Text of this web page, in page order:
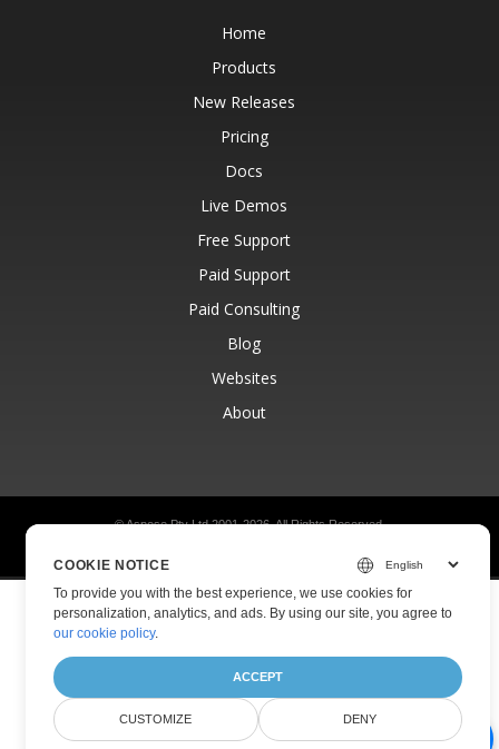
AI Document Assistant
Home
Products
New Releases
Pricing
Docs
Live Demos
Free Support
Paid Support
Paid Consulting
Blog
Websites
About
© Aspose Pty Ltd 2001-2026.All Rights Reserved.
COOKIE NOTICE
To provide you with the best experience, we use cookies for
personalization, analytics, and ads. By using our site, you agree to
our cookie policy.
ACCEPT
CUSTOMIZE DENY